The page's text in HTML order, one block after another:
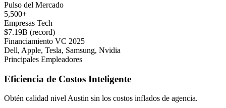
Pulso del Mercado
5,500+
Empresas Tech
$7.19B (record)
Financiamiento VC 2025
Dell, Apple, Tesla, Samsung, Nvidia
Principales Empleadores
Eficiencia de Costos Inteligente
Obtén calidad nivel Austin sin los costos inflados de agencia.